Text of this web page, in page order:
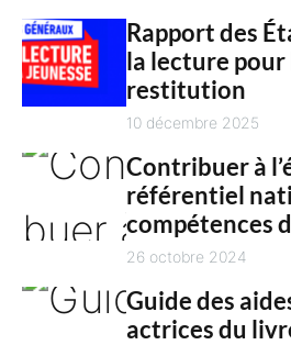
Rapport des
la lecture pour
restitution
10 décembre 2025
Contribuer à
référentiel
compétences
territoriales
26 octobre 2024
Guide des
actrices du